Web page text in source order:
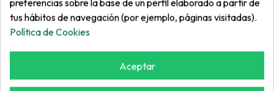
tus hábitos de navegación (por ejemplo, páginas visitadas).
Política de Cookies
Aceptar